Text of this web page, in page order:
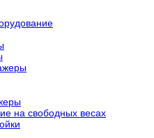
на свободных весах